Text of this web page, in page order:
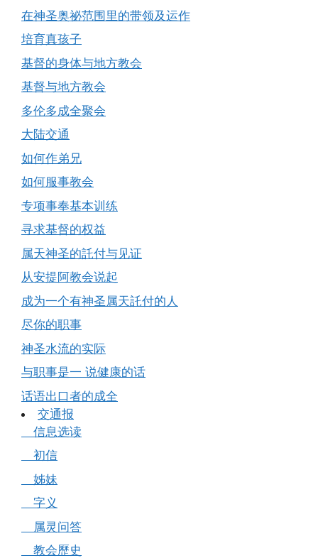
在神圣奥祕范围里的带领及运作
培育真孩子
基督的身体与地方教会
基督与地方教会
多伦多成全聚会
大陆交通
如何作弟兄
如何服事教会
专项事奉基本训练
寻求基督的权益
属天神圣的託付与见证
从安提阿教会说起
成为一个有神圣属天託付的人
尽你的职事
神圣水流的实际
与职事是一 说健康的话
话语出口者的成全
交通报
信息选读
初信
姊妹
字义
属灵问答
教会歷史